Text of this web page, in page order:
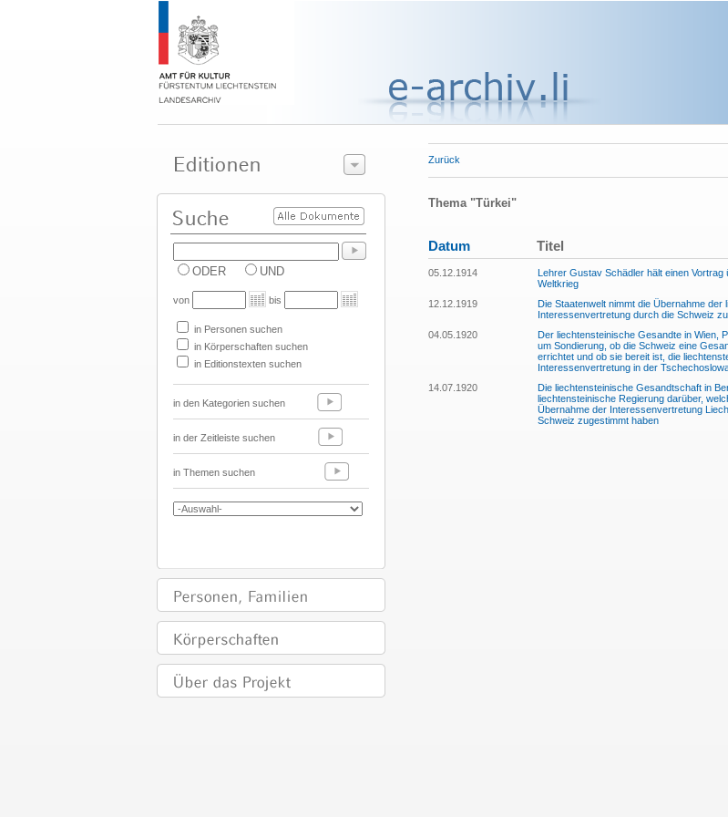
ODER UND
von bis
in Personen suchen
in Körperschaften suchen
in Editionstexten suchen
in den Kategorien suchen
in der Zeitleiste suchen
in Themen suchen
Zurück
Thema "Türkei"
Datum Titel
05.12.1914
Lehrer Gustav Schädler hält einen Vortrag
Weltkrieg
12.12.1919
Die Staatenwelt nimmt die Übernahme der
Interessenvertretung durch die Schweiz
04.05.1920
Der liechtensteinische Gesandte in Wien,
um Sondierung, ob die Schweiz eine
errichtet und ob sie bereit ist, die
Interessenvertretung in der
14.07.1920
Die liechtensteinische Gesandtschaft in
liechtensteinische Regierung darüber,
Übernahme der Interessenvertretung
Schweiz zugestimmt haben